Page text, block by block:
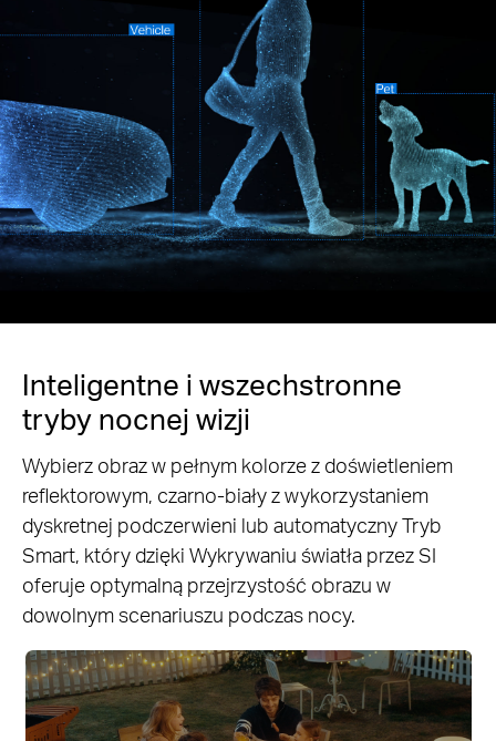
Inteligentne i wszechstronne
tryby nocnej wizji
Wybierz obraz w pełnym kolorze z doświetleniem
reflektorowym, czarno-biały z wykorzystaniem
dyskretnej podczerwieni lub automatyczny Tryb
Smart, który dzięki Wykrywaniu światła przez SI
oferuje optymalną przejrzystość obrazu w
dowolnym scenariuszu podczas nocy.